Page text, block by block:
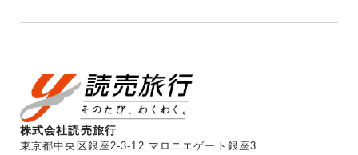
株式会社読売旅行
東京都中央区銀座2-3-12 マロニエゲート銀座3